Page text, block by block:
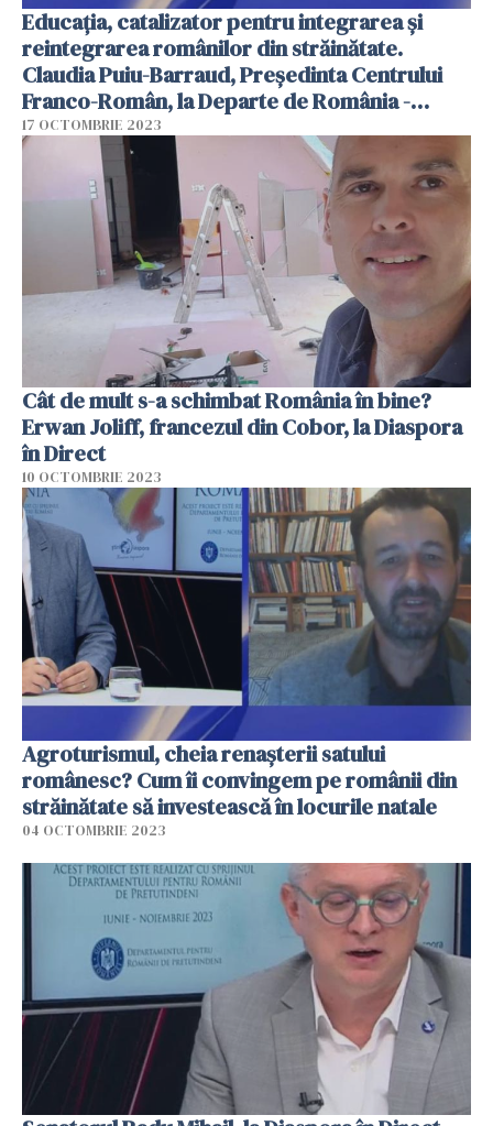
Educația, catalizator pentru integrarea și
reintegrarea românilor din străinătate.
Claudia Puiu-Barraud, Președinta Centrului
Franco-Român, la Departe de România -
VIDEO
17 OCTOMBRIE 2023
Cât de mult s-a schimbat România în bine?
Erwan Joliff, francezul din Cobor, la Diaspora
în Direct
10 OCTOMBRIE 2023
Agroturismul, cheia renașterii satului
românesc? Cum îi convingem pe românii din
străinătate să investească în locurile natale
04 OCTOMBRIE 2023